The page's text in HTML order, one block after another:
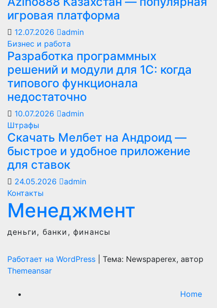
игровая платформа
12.07.2026
admin
Бизнес и работа
Разработка программных
решений и модули для 1С: когда
типового функционала
недостаточно
10.07.2026
admin
Штрафы
Скачать Мелбет на Андроид —
быстрое и удобное приложение
для ставок
24.05.2026
admin
Контакты
Менеджмент
деньги, банки, финансы
Работает на WordPress
Тема: Newspaperex, автор
Themeansar
Home